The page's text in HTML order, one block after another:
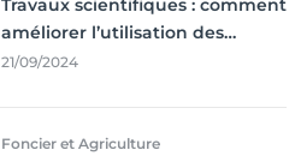
Travaux scientifiques : comment
améliorer l’utilisation des
résultats coince
21/09/2024
Foncier et Agriculture